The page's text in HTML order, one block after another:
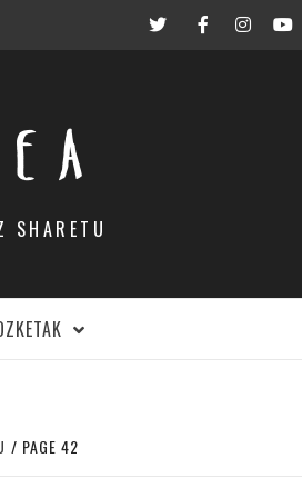
TwitterFacebook
SHARETU
PAGE 42